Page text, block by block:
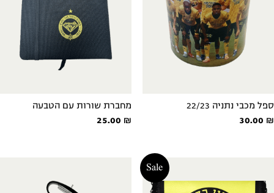
ספל מכבי נתניה 22/23
30.00 ₪
מחברת שורות עם הטבעה
25.00 ₪
Sale